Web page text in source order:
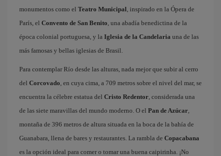
monumentos como el Teatro Municipal, inspirado en la Ópera de
París, el Convento de San Benito, una abadía benedictina de la
época colonial portuguesa, y la Iglesia de la Candelaria una de las
más famosas y bellas iglesias de Brasil.
Para contemplar Río desde las alturas, nada mejor que subir al cerro
del Corcovado, en cuya cima, a 709 metros sobre el nivel del mar, se
encuentra la célebre estatua del Cristo Redentor, considerada una
de las siete maravillas del mundo moderno. O el Pan de Azúcar,
montaña de 396 metros de altura situada en la boca de la bahía de
Guanabara, llena de bares y restaurantes. La rambla de Copacabana
es la opción ideal para comer o tomar una buena caipirinha. ¡No